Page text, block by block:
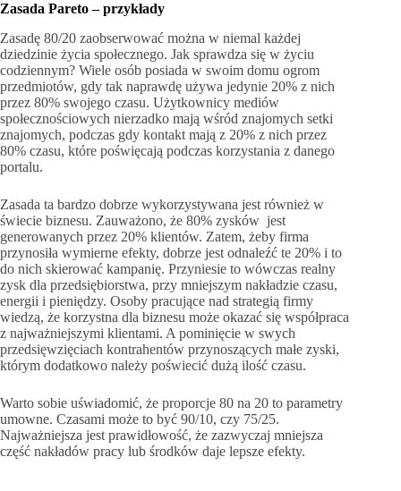
Zasada Pareto – przykłady
Zasadę 80/20 zaobserwować można w niemal każdej
dziedzinie życia społecznego. Jak sprawdza się w życiu
codziennym? Wiele osób posiada w swoim domu ogrom
przedmiotów, gdy tak naprawdę używa jedynie 20% z nich
przez 80% swojego czasu. Użytkownicy mediów
społecznościowych nierzadko mają wśród znajomych setki
znajomych, podczas gdy kontakt mają z 20% z nich przez
80% czasu, które poświęcają podczas korzystania z danego
portalu.
Zasada ta bardzo dobrze wykorzystywana jest również w
świecie biznesu. Zauważono, że 80% zysków jest
generowanych przez 20% klientów. Zatem, żeby firma
przynosiła wymierne efekty, dobrze jest odnaleźć te 20% i to
do nich skierować kampanię. Przyniesie to wówczas realny
zysk dla przedsiębiorstwa, przy mniejszym nakładzie czasu,
energii i pieniędzy. Osoby pracujące nad strategią firmy
wiedzą, że korzystna dla biznesu może okazać się współpraca
z najważniejszymi klientami. A pominięcie w swych
przedsięwzięciach kontrahentów przynoszących małe zyski,
którym dodatkowo należy poświecić dużą ilość czasu.
Warto sobie uświadomić, że proporcje 80 na 20 to parametry
umowne. Czasami może to być 90/10, czy 75/25.
Najważniejsza jest prawidłowość, że zazwyczaj mniejsza
część nakładów pracy lub środków daje lepsze efekty.